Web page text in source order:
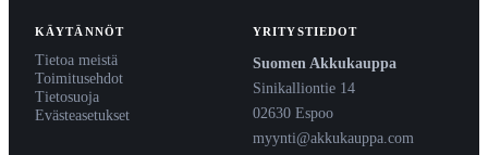
KÄYTÄNNÖT
Tietoa meistä
Toimitusehdot
Tietosuoja
Evästeasetukset
YRITYSTIEDOT
Suomen Akkukauppa
Sinikalliontie 14
02630 Espoo
myynti@akkukauppa.com